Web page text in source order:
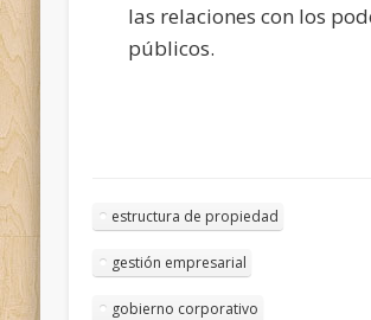
las relaciones con los
públicos.
estructura de propiedad
gestión empresarial
gobierno corporativo